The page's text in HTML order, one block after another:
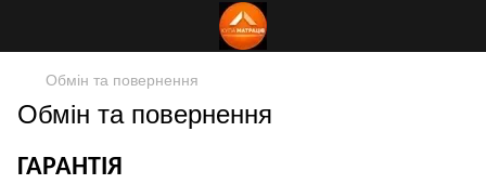
Обмін та повернення
Обмін та повернення
ГАРАНТІЯ